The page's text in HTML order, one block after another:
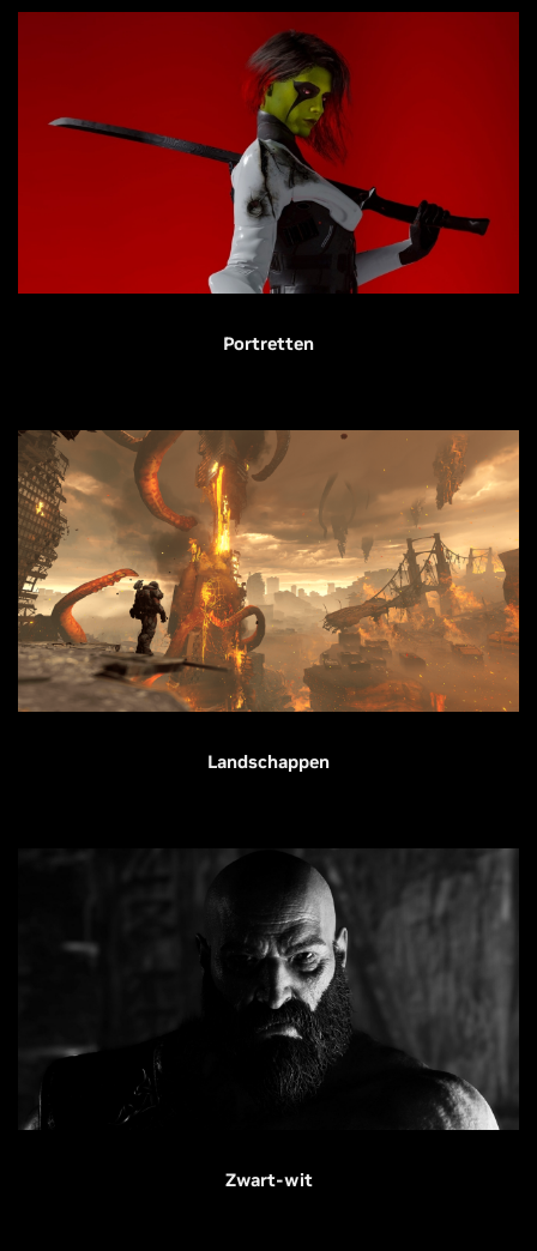
Portretten
Landschappen
Zwart-wit